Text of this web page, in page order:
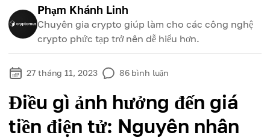
Phạm Khánh Linh
Chuyên gia crypto giúp làm cho các công nghệ
crypto phức tạp trở nên dễ hiểu hơn.
27 tháng 11, 2023 86 bình luận
Điều gì ảnh hưởng đến giá
tiền điện tử: Nguyên nhân